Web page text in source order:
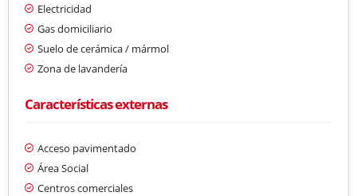
Electricidad
Gas domiciliario
Suelo de cerámica / mármol
Zona de lavandería
Características externas
Acceso pavimentado
Área Social
Centros comerciales